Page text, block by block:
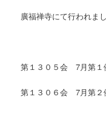
廣福禅寺にて行われま
第１３０５会 7月第
第１３０６会 7月